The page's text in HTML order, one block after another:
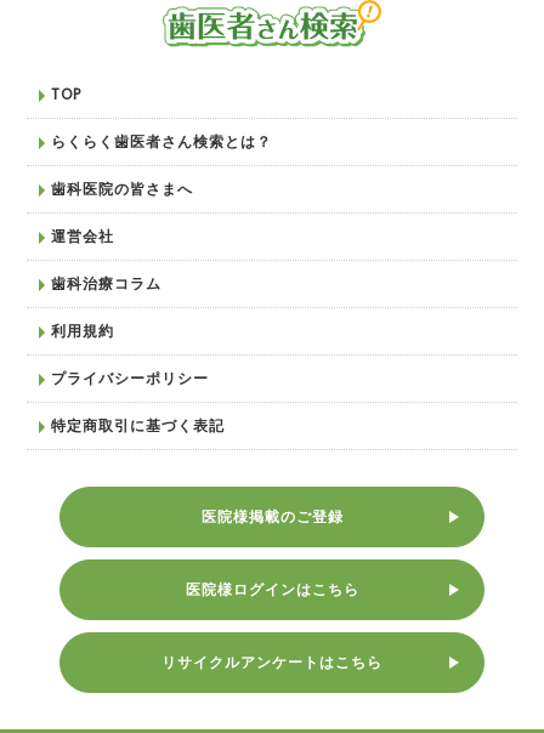
TOP
らくらく歯医者さん検索とは？
歯科医院の皆さまへ
運営会社
歯科治療コラム
利用規約
プライバシーポリシー
特定商取引に基づく表記
医院様掲載のご登録
医院様ログインはこちら
リサイクルアンケートはこちら